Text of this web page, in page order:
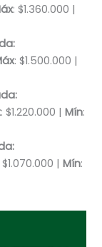
: $1.360.000 |
: $1.500.000 |
: $1.220.000 | Mín:
$1.070.000 | Mín: